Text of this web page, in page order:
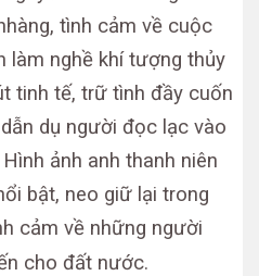
tình cảm về cuộc
làm nghề khí tượng thủy
tinh tế, trữ tình đầy cuốn
dụ người đọc lạc vào
ảnh anh thanh niên
bật, neo giữ lại trong
cảm về những người
cho đất nước.